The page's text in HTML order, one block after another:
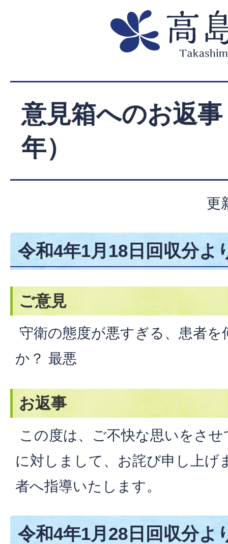
意見箱へのお返
年）
更
令和4年1月18日回収分よ
ご意見
守衛の態度が悪すぎる、患者
か？ 最悪
お返事
この度は、ご不快な思いをさ
に対しまして、お詫び申し上げ
者へ指導いたします。
令和4年1月28日回収分よ